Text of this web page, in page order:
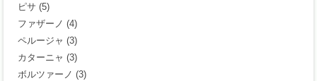
ピサ (5)
ファザーノ (4)
ペルージャ (3)
カターニャ (3)
ボルツァーノ (3)